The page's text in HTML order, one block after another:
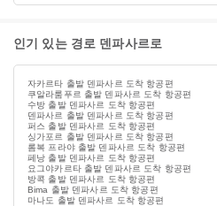
인기 있는 경로 덴파사르로
자카르타 출발 덴파사르 도착 항공편
쿠알라룸푸르 출발 덴파사르 도착 항공편
수방 출발 덴파사르 도착 항공편
덴파사르 출발 덴파사르 도착 항공편
퍼스 출발 덴파사르 도착 항공편
싱가포르 출발 덴파사르 도착 항공편
롬복 프라야 출발 덴파사르 도착 항공편
페낭 출발 덴파사르 도착 항공편
요그야카르타 출발 덴파사르 도착 항공편
방콕 출발 덴파사르 도착 항공편
Bima 출발 덴파사르 도착 항공편
마나도 출발 덴파사르 도착 항공편